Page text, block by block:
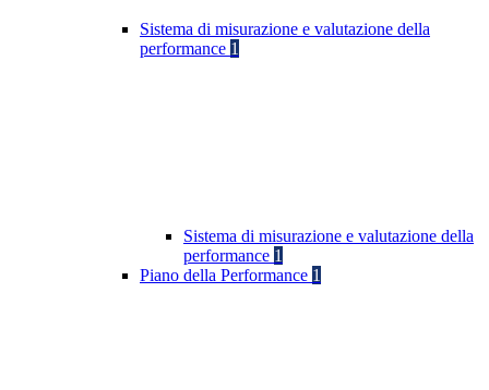
Sistema di misurazione e valutazione della
performance 1
Sistema di misurazione e valutazione della
performance 1
Piano della Performance 1